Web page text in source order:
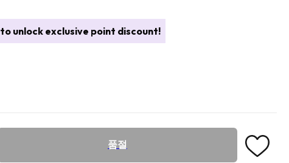
to unlock exclusive point discount!
품절